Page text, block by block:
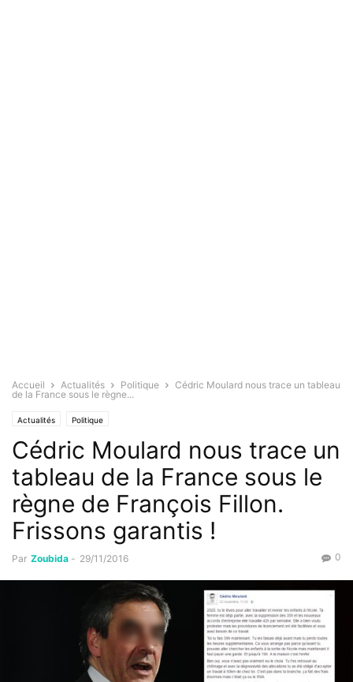
Accueil Actualités Politique
Cédric Moulard nous trace un tableau
de la France sous le règne...
Actualités Politique
Cédric Moulard nous trace un
tableau de la France sous le
règne de François Fillon.
Frissons garantis !
Par Zoubida - 29/11/2016 0